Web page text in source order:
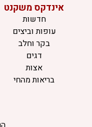
אינדקס משקנט
חדשות
עופות וביצים
בקר וחלב
דגים
אצות
בריאות מהחי